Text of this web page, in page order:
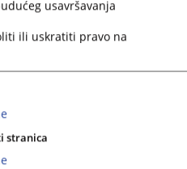
do 30.06.2024. godine
za 2024. godinu
usavršavanja
ili uskratiti pravo na
stranica